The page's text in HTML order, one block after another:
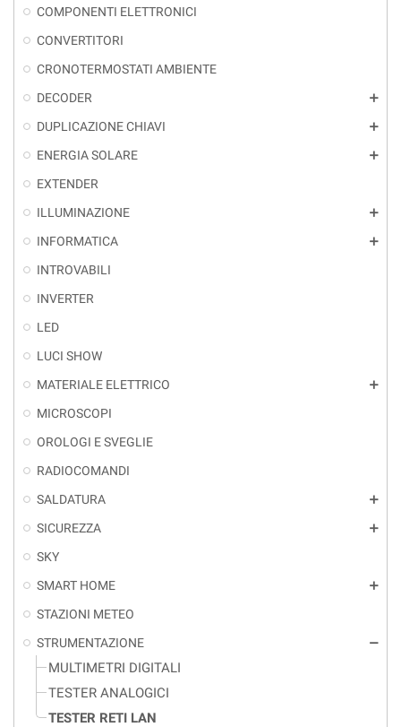
COMPONENTI ELETTRONICI
CONVERTITORI
CRONOTERMOSTATI AMBIENTE
DECODER
add
DUPLICAZIONE CHIAVI add
ENERGIA SOLARE add
EXTENDER
ILLUMINAZIONE
add
INFORMATICA add
INTROVABILI
INVERTER
LED
LUCI SHOW
MATERIALE ELETTRICO
add
MICROSCOPI
OROLOGI E SVEGLIE
RADIOCOMANDI
SALDATURA
add
SICUREZZA add
SKY
SMART HOME
add
STAZIONI METEO
STRUMENTAZIONE
remove
MULTIMETRI DIGITALI
TESTER ANALOGICI
TESTER RETI LAN